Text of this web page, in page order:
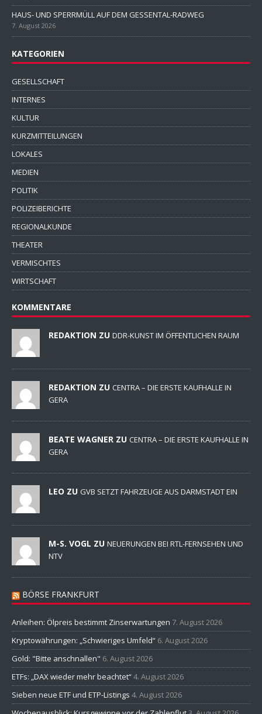
HAUS- UND SPERRMÜLL AUF DEM GESSENTAL-RADWEG
7. August 2026
KATEGORIEN
GESELLSCHAFT
INTERNES
KULTUR
KURZMITTEILUNGEN
LOKALES
MEDIEN
POLITIK
POLIZEIBERICHTE
REGIONALKUNDE
THEATER
VERMISCHTES
WIRTSCHAFT
KOMMENTARE
REDAKTION ZU DDR-KUNST IM ÖFFENTLICHEN RAUM
REDAKTION ZU CENTRA – DIE ERSTE KAUFHALLE IN
GERA
BEATE WAGNER ZU CENTRA – DIE ERSTE KAUFHALLE IN
GERA
LEO ZU GVB SETZT FAHRZEUGE AUS DARMSTADT EIN
M-S. VOGL ZU NEUERUNGEN BEI RTL-FERNSEHEN UND
NTV
BÖRSE FRANKFURT
Anleihen: Ölpreis bestimmt Zinserwartungen 7. August 2026
Kryptowährungen: „Schwieriges Umfeld“ 6. August 2026
Gold: "Bitte anschnallen" 6. August 2026
ETFs: „DAX wieder mehr beachtet“4. August 2026
Sieben neue ETF und ETP-Listings 4. August 2026